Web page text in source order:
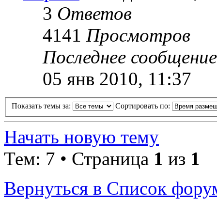
3 Ответов
4141 Просмотров
Последнее
05 янв 2010, 11:37
Показать темы за: Сортировать по:
Начать новую тему
Тем: 7 • Страница 1 из 1
Вернуться в Список